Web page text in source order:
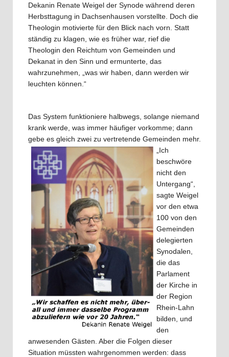
Dekanin Renate Weigel der Synode während deren
Herbsttagung in Dachsenhausen vorstellte. Doch die
Theologin motivierte für den Blick nach vorn. Statt
ständig zu klagen, wie es früher war, rief die
Theologin den Reichtum von Gemeinden und
Dekanat in den Sinn und ermunterte, das
wahrzunehmen, „was wir haben, dann werden wir
leuchten können.“
Das System funktioniere halbwegs, solange niemand
krank werde, was immer häufiger vorkomme; dann
gebe es gleich zwei zu vertretende Gemeinden mehr.
„Ich
beschwöre
nicht den
Untergang“,
sagte Weigel
vor den etwa
100 von den
Gemeinden
delegierten
Synodalen,
die das
Parlament
der Kirche in
der Region
Rhein-Lahn
bilden, und
den
anwesenden Gästen. Aber die Folgen dieser
Situation müssten wahrgenommen werden: dass